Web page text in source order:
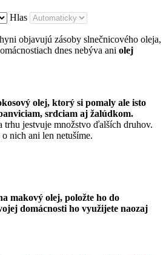
Hlas
objavujú zásoby slnečnicového oleja,
dnes nebýva ani olej
olej, ktorý si pomaly ale isto
srdciam aj žalúdkom.
trhu jestvuje množstvo ďalších druhov.
nich ani len netušíme.
makový olej, položte ho do
domácnosti ho využijete naozaj